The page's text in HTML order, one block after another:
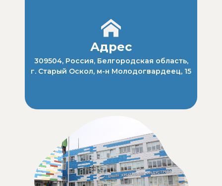
Адрес
309504, Россия, Белгородская область,
г. Старый Оскол, м-н Молодогвардеец, 15